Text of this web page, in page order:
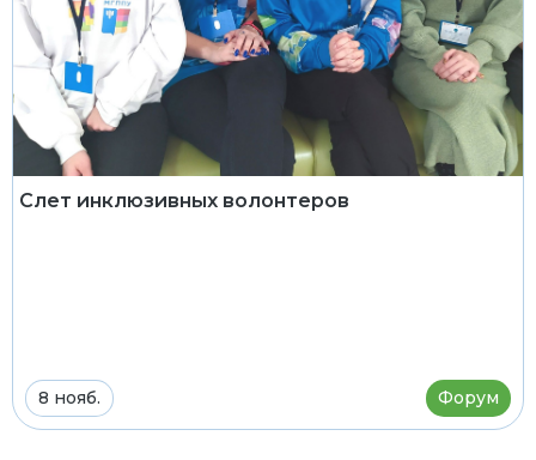
Слет инклюзивных волонтеров
8 нояб. Форум